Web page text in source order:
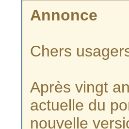
Annonce
Chers
Après vingt
actuelle du
nouvelle